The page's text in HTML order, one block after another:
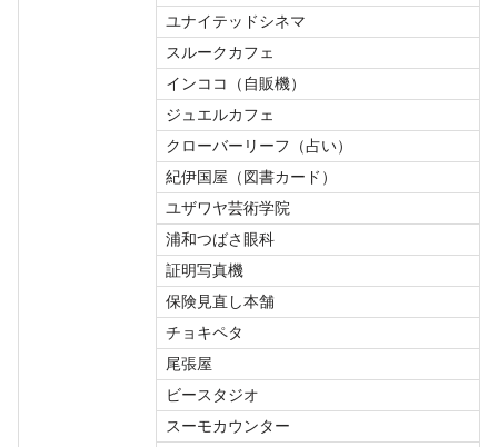
ユナイテッドシネマ
スルークカフェ
インココ（自販機）
ジュエルカフェ
クローバーリーフ（占い）
紀伊国屋（図書カード）
ユザワヤ芸術学院
浦和つばさ眼科
証明写真機
保険見直し本舗
チョキペタ
尾張屋
ビースタジオ
スーモカウンター